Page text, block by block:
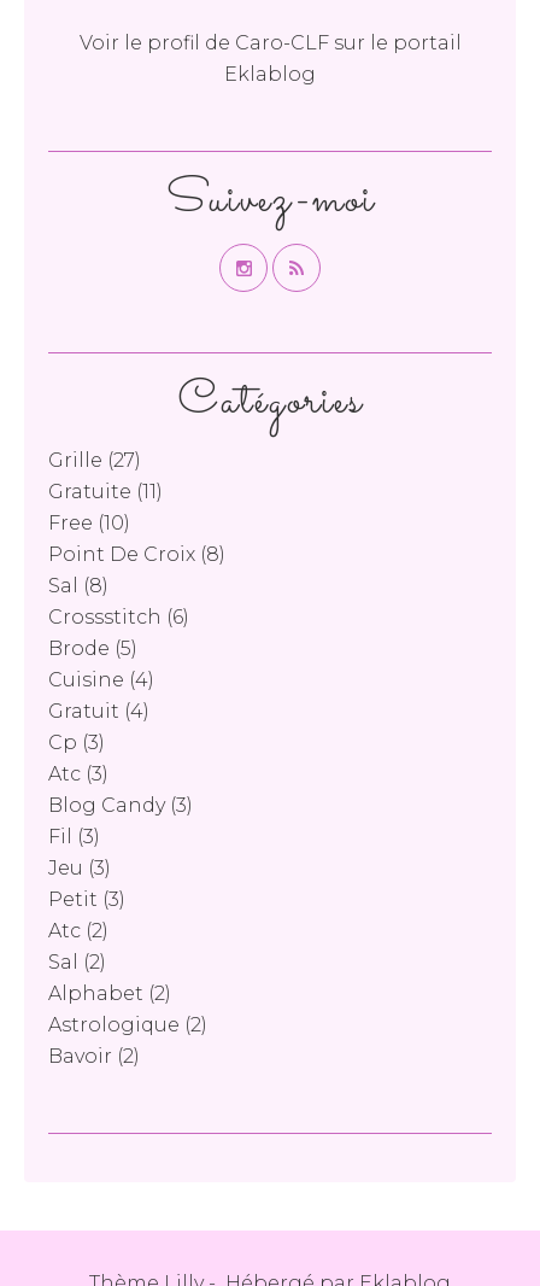
Catégories
Grille (27)
Gratuite (11)
Free (10)
Point De Croix (8)
Sal
(8)
Crossstitch (6)
Brode (5)
Cuisine (4)
Gratuit (4)
Cp (3)
Atc (3)
Blog Candy(3)
Fil
(3)
Jeu (3)
Petit (3)
Atc (2)
Sal
(2)
Alphabet (2)
Astrologique (2)
Bavoir (2)
Suivez-moi
Voir le profil de Caro-CLFsur le portail
Eklablog